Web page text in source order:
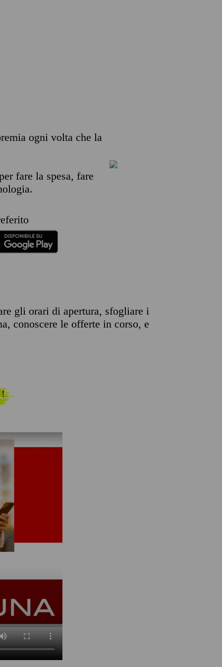
ogni volta che la
fare la spesa, fare
gli orari di apertura, sfogliare i
conoscere le offerte in corso, e
!